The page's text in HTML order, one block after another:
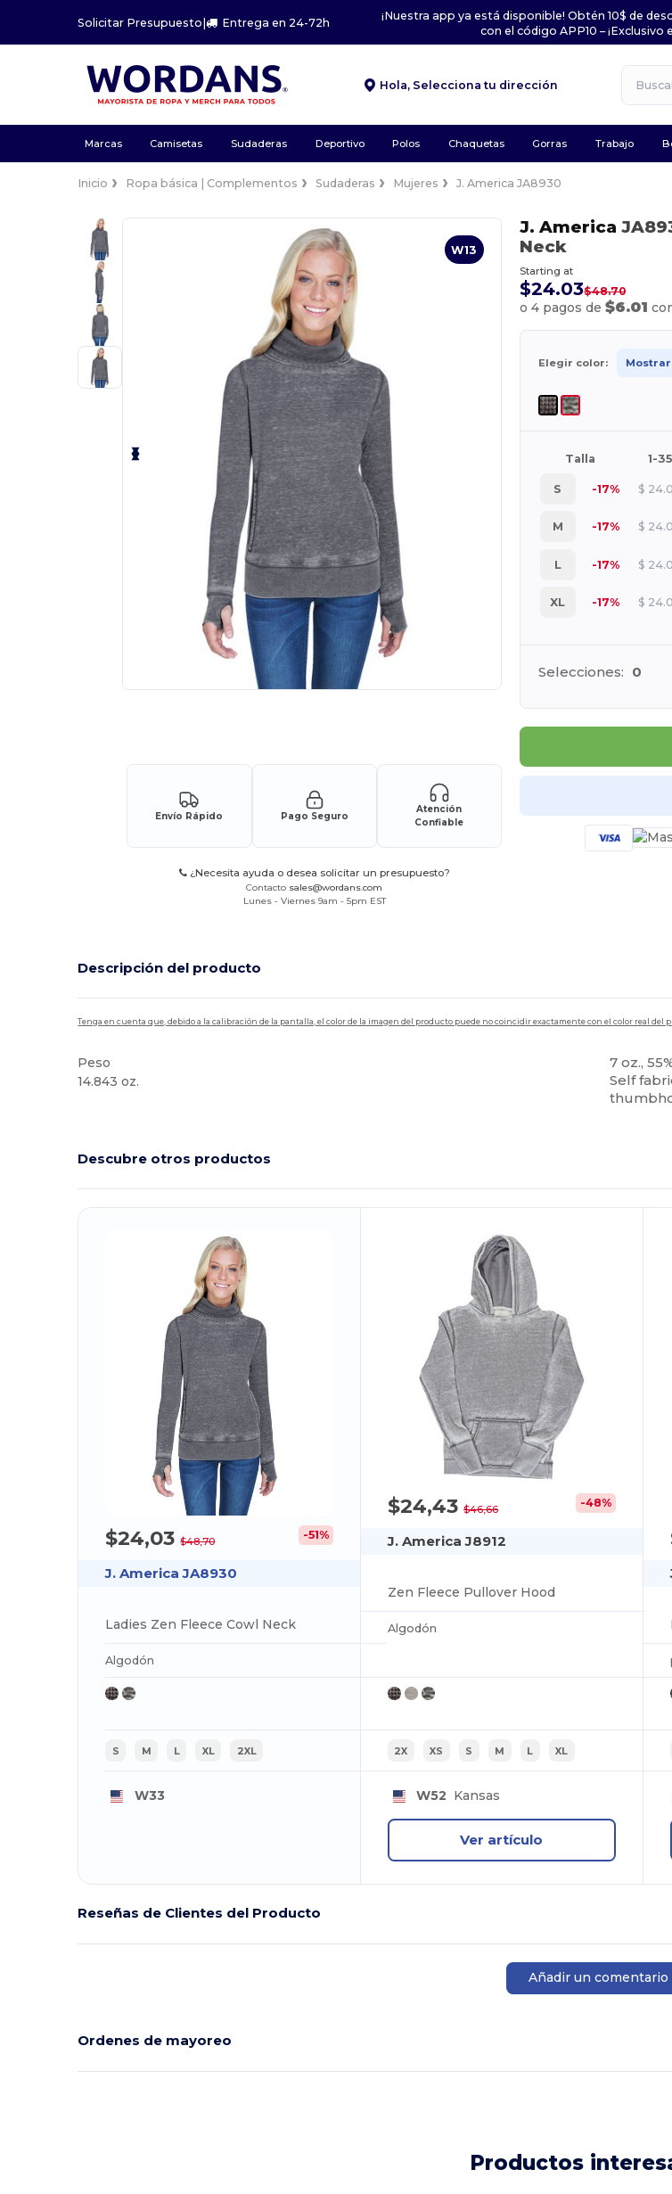
Solicitar Presupuesto| Entrega en 24-72h
¡Nuestra app ya está disponible! Obtén 10$ de
con el código APP10 – ¡Exclusivo
Hola, Selecciona tu dirección
Marcas Camisetas Sudaderas Deportivo Polos Chaquetas Gorras Trabajo
Inicio Ropa básica | Complementos Sudaderas Mujeres J. America JA8930
W13
Envío Rápido Pago Seguro
Atención
Confiable
¿Necesita ayuda o desea solicitar un presupuesto?
Contacto sales@wordans.com
Lunes - Viernes 9am - 5pm EST
J. America
Neck
Starting at
$24.03$48.70
o 4 pagos de $6.01
Elegir color:
Talla 1-35
S -17% $
M -17% $
L -17% $
XL -17% $
Selecciones: 0
Descripción del producto
Tenga en cuenta que, debido a la calibración de la pantalla, el color de la imagen del producto puede no coincidir exactamente con el color real del
Peso
14.843 oz.
7 oz.,
Self
Descubre otros productos
$24,03$48,70 -51%
J. America JA8930
Ladies Zen Fleece Cowl Neck
Algodón
S M L XL 2XL
W33
$24,43 $46,66 -48%
J. America J8912
Zen Fleece Pullover Hood
Algodón
2X XS S M L XL
W52 Kansas
Ver artículo
Reseñas de Clientes del Producto
Añadir un comentario
Ordenes de mayoreo
Productos